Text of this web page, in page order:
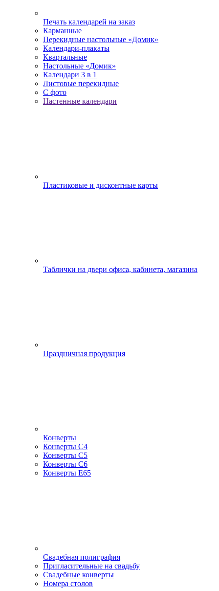
Печать календарей на заказ
Карманные
Перекидные настольные «Домик»
Календари-плакаты
Квартальные
Настольные «Домик»
Календари 3 в 1
Листовые перекидные
С фото
Настенные календари
Пластиковые и дисконтные карты
Таблички на двери офиса, кабинета, магазина
Праздничная продукция
Конверты
Конверты С4
Конверты С5
Конверты С6
Конверты Е65
Свадебная полиграфия
Пригласительные на свадьбу
Свадебные конверты
Номера столов